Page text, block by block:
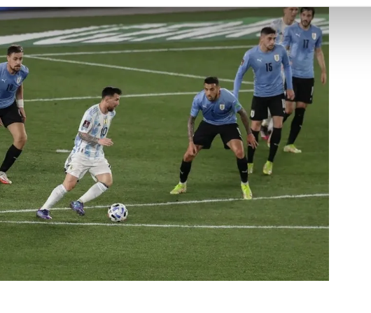
sunabilmek için İnternet Sitemizde kendimize ve üçüncü kişilere ait
çeşitli kişisel verileriniz işlenmekte olup gerekli olan çerezler bilgi toplumu
Diğer çerezler, sitemizin daha işlevsel kılınması ve
yapılması, amaçlarıyla sınırlı olarak açık rızanız dahilinde
aşağıda yer alan panel vasıtasıyla belirleyebilirsiniz. Çerezlere
Çerez Bilgilendirme Metnimizi ziyaret edebilirsiniz.
Korunması Kanunu uyarınca hazırlanmış Aydınlatma Metnimizi
kullanılan çerezlerle ilgili bilgi almak için lütfentıklayınız